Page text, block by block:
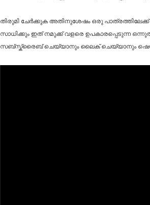
തിരുമി ചേർക്കുക അതിനുശേഷം ഒരു
സാധിക്കും ഇത് നമുക്ക് വളരെ ഉപകാരപ്പെടുന്ന
സബ്സ്ക്രൈബ് ചെയ്യാനും ലൈക് ചെയ്യാനും